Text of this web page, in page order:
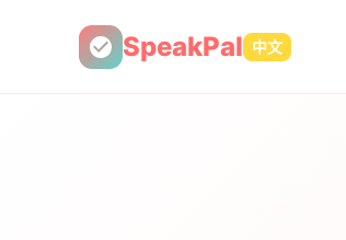
SpeakPal 中文